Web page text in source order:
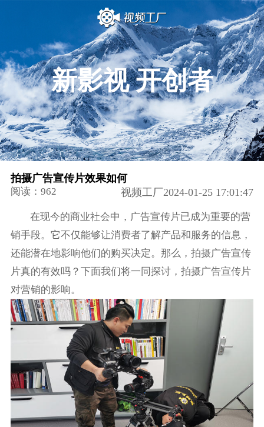
新影视 开创者
拍摄广告宣传片效果如何
阅读：962 视频工厂2024-01-25 17:01:47
在现今的商业社会中，广告宣传片已成为重要的营
销手段。它不仅能够让消费者了解产品和服务的信息，
还能潜在地影响他们的购买决定。那么，拍摄广告宣传
片真的有效吗？下面我们将一同探讨，拍摄广告宣传片
对营销的影响。